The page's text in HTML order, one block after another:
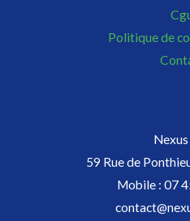
Politique de
Nexus
59 Rue de
Mobile : 07